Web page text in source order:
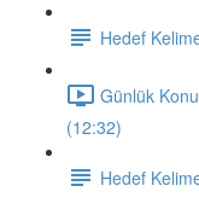
Hedef
Günlük
(12:32)
Hedef